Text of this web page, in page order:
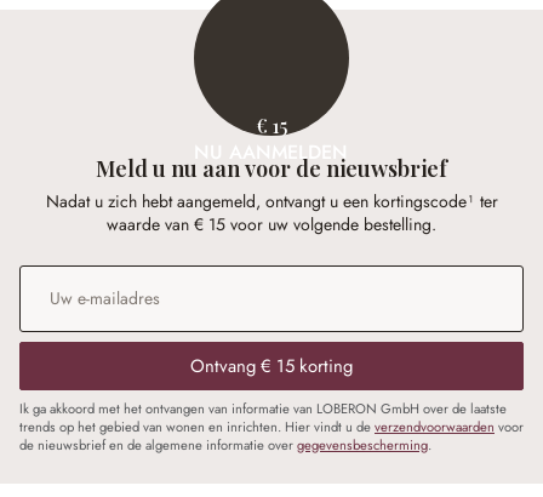
€ 15
NU AANMELDEN
Meld u nu aan voor de nieuwsbrief
Nadat u zich hebt aangemeld, ontvangt u een kortingscode¹ ter
waarde van € 15 voor uw volgende bestelling.
E-mailadres
Ontvang € 15 korting
Ik ga akkoord met het ontvangen van informatie van LOBERON GmbH over de laatste
trends op het gebied van wonen en inrichten. Hier vindt u deverzendvoorwaarden voor
de nieuwsbrief en de algemene informatie overgegevensbescherming.